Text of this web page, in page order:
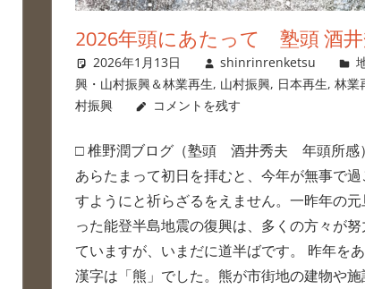
2026年頭にあたって 塾頭 酒
2026年1月13日 shinrinrenketsu
興・山村振興＆林業再生, 山村振興, 日本再生, 林業
村振興
コメントを残す
□ 椎野潤ブログ（塾頭 酒井秀夫 年頭所感
あらたまって初日を拝むと、今年が無事で過
すようにと祈らざるをえません。一昨年の元
った能登半島地震の復興は、多くの方々が
ていますが、いまだに道半ばです。 昨年を
漢字は「熊」でした。熊が市街地の建物や施